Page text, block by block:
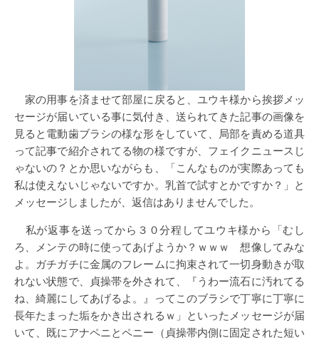
家の用事を済ませて部屋に戻ると、ユウキ様から挨拶メッ
セージが届いている事に気付き、送られてきた記事の画像を
見ると電動歯ブラシの様な形をしていて、局部を責める道具
って記事で紹介されてる物の様ですが、フェイクニュースじ
ゃないの？とか思いながらも、「こんなものが実際あっても
私は使えないじゃないですか。乳首で試すとかですか？」と
メッセージしましたが、返信はありませんでした。
私が返事を送ってから３０分程してユウキ様から「むし
ろ、メンテの時に使ってあげようか？ｗｗｗ 想像してみな
よ。ガチガチに金属のフレームに拘束されて一切身動きが取
れない状態で、貞操帯を外されて、『うわー流石に汚れてる
ね、綺麗にしてあげるよ。』ってこのブラシで丁寧に丁寧に
長年たまった垢をかき出されるｗ」といったメッセージが届
いて、既にアナペニとペニー（貞操帯内側に固定された短い